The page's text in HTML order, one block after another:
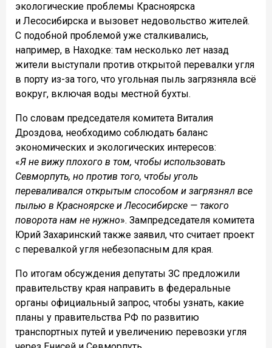
экологические проблемы Красноярска
и Лесосибирска и вызовет недовольство жителей.
С подобной проблемой уже сталкивались,
например, в Находке: там несколько лет назад
жители выступали против открытой перевалки угля
в порту из-за того, что угольная пыль загрязняла всё
вокруг, включая воды местной бухты.
По словам председателя комитета Виталия
Дроздова, необходимо соблюдать баланс
экономических и экологических интересов:
«Я не вижу плохого в том, чтобы использовать
Севморпуть, но против того, чтобы уголь
переваливался открытым способом и загрязнял все
пылью в Красноярске и Лесосибирске — такого
поворота нам не нужно». Зампредседателя комитета
Юрий Захаринский также заявил, что считает проект
с перевалкой угля небезопасным для края.
По итогам обсуждения депутаты ЗС предложили
правительству края направить в федеральные
органы официальный запрос, чтобы узнать, какие
планы у правительства РФ по развитию
транспортных путей и увеличению перевозки угля